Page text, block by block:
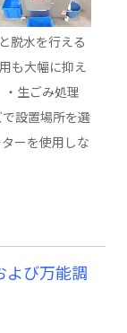
脱水を行える
も大幅に抑え
・生ごみ処理
設置場所を選
ーを使用しな
よび万能調